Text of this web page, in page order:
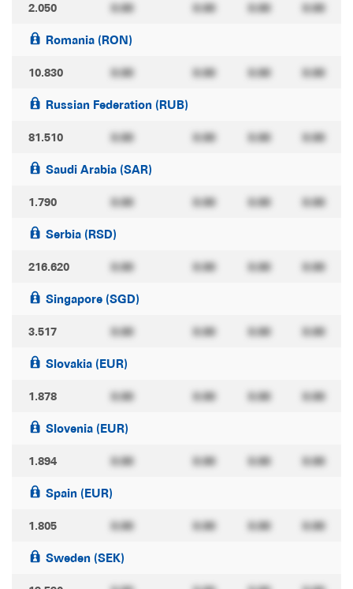
2.050 0.00 0.00 0.00 0.00
Romania (RON)
10.830 0.00 0.00 0.00 0.00
Russian Federation (RUB)
81.510 0.00 0.00 0.00 0.00
Saudi Arabia (SAR)
1.790 0.00 0.00 0.00 0.00
Serbia (RSD)
216.620 0.00 0.00 0.00 0.00
Singapore (SGD)
3.517 0.00 0.00 0.00 0.00
Slovakia (EUR)
1.878 0.00 0.00 0.00 0.00
Slovenia (EUR)
1.894 0.00 0.00 0.00 0.00
Spain (EUR)
1.805 0.00 0.00 0.00 0.00
Sweden (SEK)